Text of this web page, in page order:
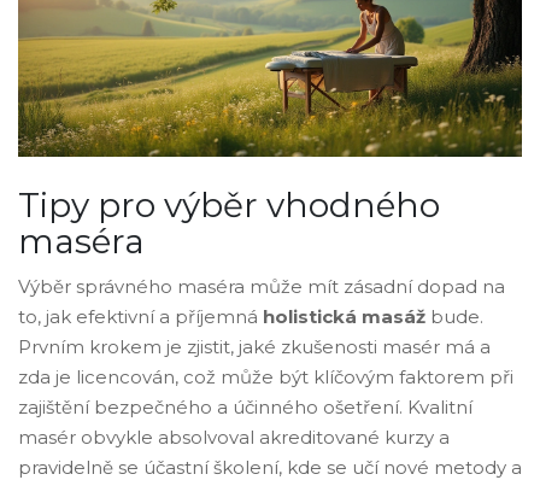
Tipy pro výběr vhodného
maséra
Výběr správného maséra může mít zásadní dopad na
to, jak efektivní a příjemná holistická masáž bude.
Prvním krokem je zjistit, jaké zkušenosti masér má a
zda je licencován, což může být klíčovým faktorem při
zajištění bezpečného a účinného ošetření. Kvalitní
masér obvykle absolvoval akreditované kurzy a
pravidelně se účastní školení, kde se učí nové metody a